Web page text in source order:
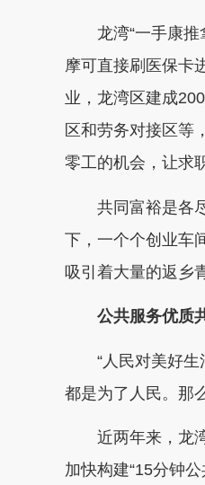
龙湾“一手康推拿
摩可直接刷医保卡
业，龙湾区建成
区和劳务对接区等
零工的机会，让求
共同富裕是各尽
下，一个个创业车
吸引着大量的返乡
公共服务优质
“人民对美好生活
都是为了人民。那
近两年来，龙湾
加快构建“15分钟